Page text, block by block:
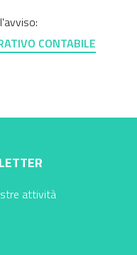
CONTABILE
attività